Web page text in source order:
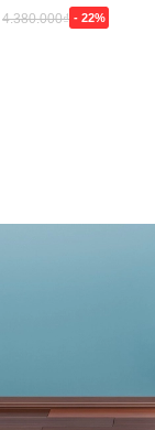
4.380.000₫ - 22%